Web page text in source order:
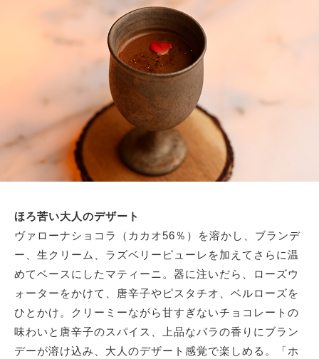
ほろ苦い大人のデザート
ヴァローナショコラ（カカオ56％）を溶かし、ブランデ
ー、生クリーム、ラズベリーピューレを加えてさらに温
めてベースにしたマティーニ。器に注いだら、ローズウ
ォーターをかけて、唐辛子やピスタチオ、ベルローズを
ひとかけ。クリーミーながら甘すぎないチョコレートの
味わいと唐辛子のスパイス、上品なバラの香りにブラン
デーが溶け込み、大人のデザート感覚で楽しめる。「ホ